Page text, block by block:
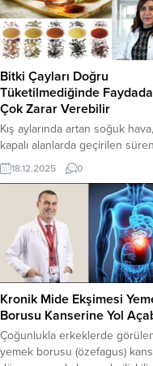
Bitki Çayları Doğru
Tüketilmediğinde
Çok Zarar Verebilir
Kış aylarında artan soğuk hava,
kapalı alanlarda geçirilen
uzaması ve enfeksiyonların
hızlı yayılması vücudu desteğe
ihtiyaç duyan bir kış bahçesine
dönüştürüyor. Bu dönemde
çaylarının hem iç ısıtan hem de
destekleyici bir seçenek
daha sık tercih edildiğini
Anadolu Sağlık Merkezi
Hastanesi’nden Beslenme ve
Uzmanı Derya...
18.12.2025 0
Kronik Mide Ekşimesi
Borusu Kanserine Yol
Çoğunlukla erkeklerde
yemek borusu (özefagus)